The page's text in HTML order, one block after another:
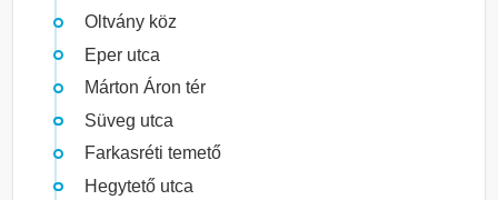
Oltvány köz
Eper utca
Márton Áron tér
Süveg utca
Farkasréti temető
Hegytető utca